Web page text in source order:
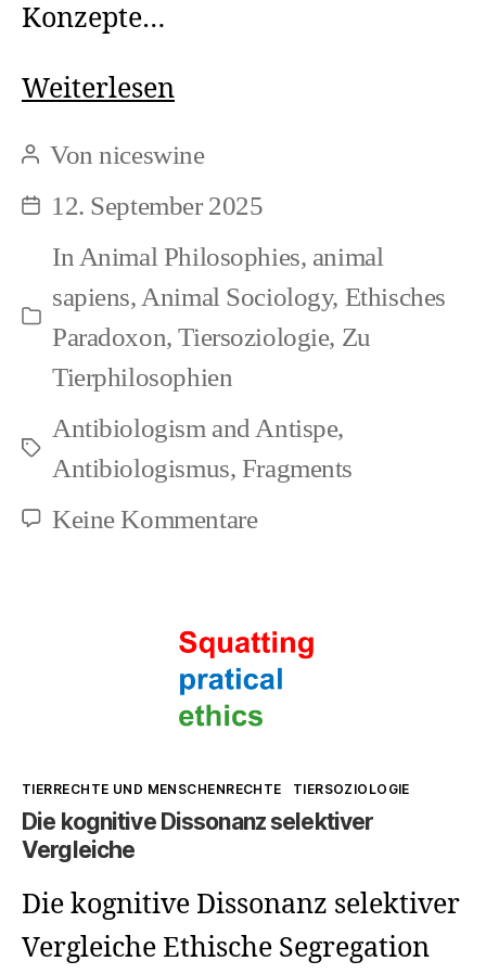
Konzepte…
WeiterlesenVerschachtelter
/
Interlocked
speciesism
Beitragsautor
Vonniceswine
Beitragsdatum
12. September 2025
Kategorien
In Animal Philosophies, animal
sapiens, Animal Sociology, Ethisches
Paradoxon,Tiersoziologie, Zu
Tierphilosophien
Schlagwörter
Antibiologism and Antispe,
Antibiologismus, Fragments
Keine Kommentarezu
/
Interlocked
speciesism
Kategorien
TIERRECHTE UND MENSCHENRECHTE TIERSOZIOLOGIE
Die kognitive Dissonanz selektiver
Vergleiche
Die kognitive Dissonanz selektiver
Vergleiche Ethische Segregation